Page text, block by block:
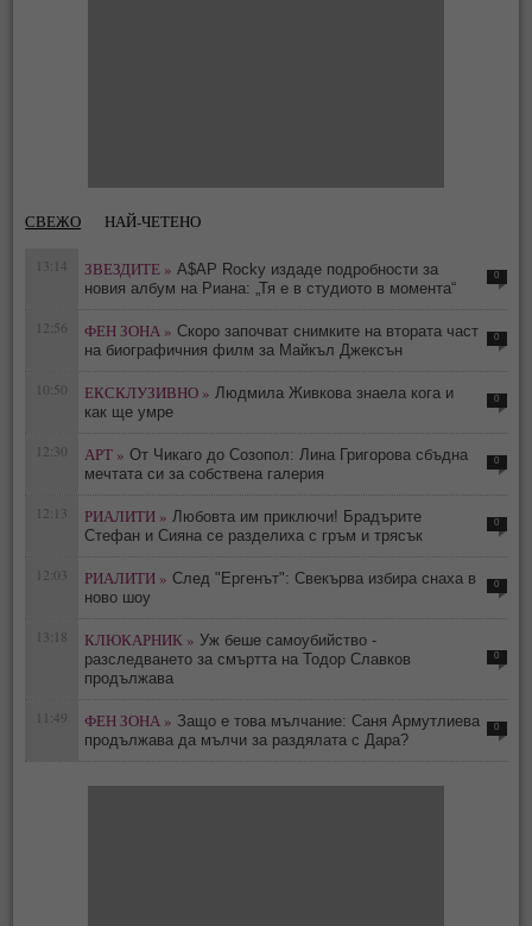
СВЕЖО НАЙ-ЧЕТЕНО
13:14 ЗВЕЗДИТЕ » A$AP Rocky издаде подробности за
новия албум на Риана: „Тя е в студиото в момента“
0
12:56 ФЕН ЗОНА » Скоро започват снимките на втората част
на биографичния филм за Майкъл Джексън
0
10:50 ЕКСКЛУЗИВНО » Людмила Живкова знаела кога и
как ще умре
0
12:30 АРТ » От Чикаго до Созопол: Лина Григорова сбъдна
мечтата си за собствена галерия
0
12:13 РИАЛИТИ » Любовта им приключи! Брадърите
Стефан и Сияна се разделиха с гръм и трясък
0
12:03 РИАЛИТИ » След "Ергенът": Свекърва избира снаха в
ново шоу
0
13:18 КЛЮКАРНИК » Уж беше самоубийство -
разследването за смъртта на Тодор Славков
продължава
0
11:49 ФЕН ЗОНА » Защо е това мълчание: Саня Армутлиева
продължава да мълчи за раздялата с Дара?
0